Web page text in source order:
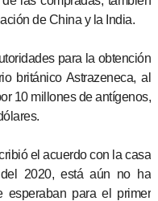
de China y la India.
para la obtención
británico Astrazeneca, al
10 millones de antígenos,
el acuerdo con la casa
2020, está aún no ha
esperaban para el primer